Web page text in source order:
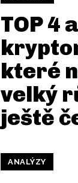
TOP 4
které
velký
ještě
ANALÝZY